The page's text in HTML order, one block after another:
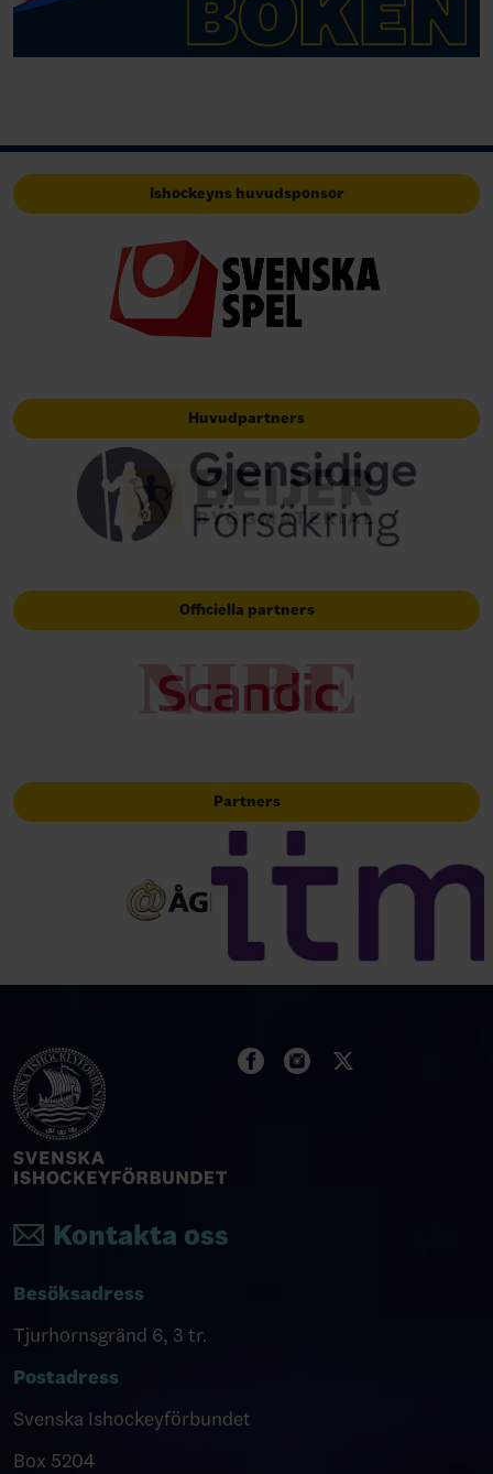
Ishockeyns huvudsponsor
Huvudpartners
Officiella partners
Partners
Kontakta oss
Besöksadress
Tjurhornsgränd 6, 3 tr.
Postadress
Svenska Ishockeyförbundet
Box 5204